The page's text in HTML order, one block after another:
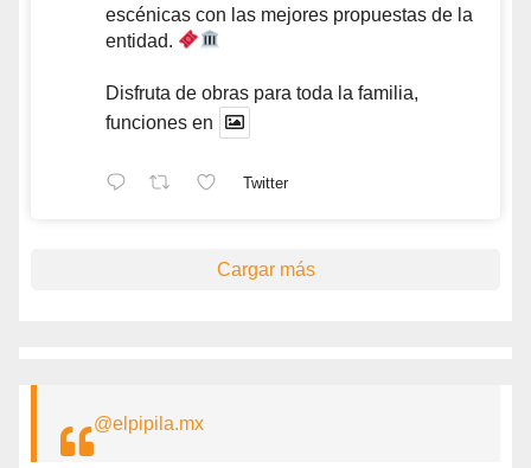
escénicas con las mejores propuestas de la
entidad.
Disfruta de obras para toda la familia,
funciones en
Twitter
Cargar más
@elpipila.mx